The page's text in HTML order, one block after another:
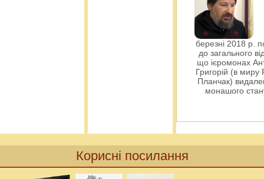
березні 2018 р.
до загального
що ієромонах
Григорій (в миру
Планчак)
монашого
Корисні посилання